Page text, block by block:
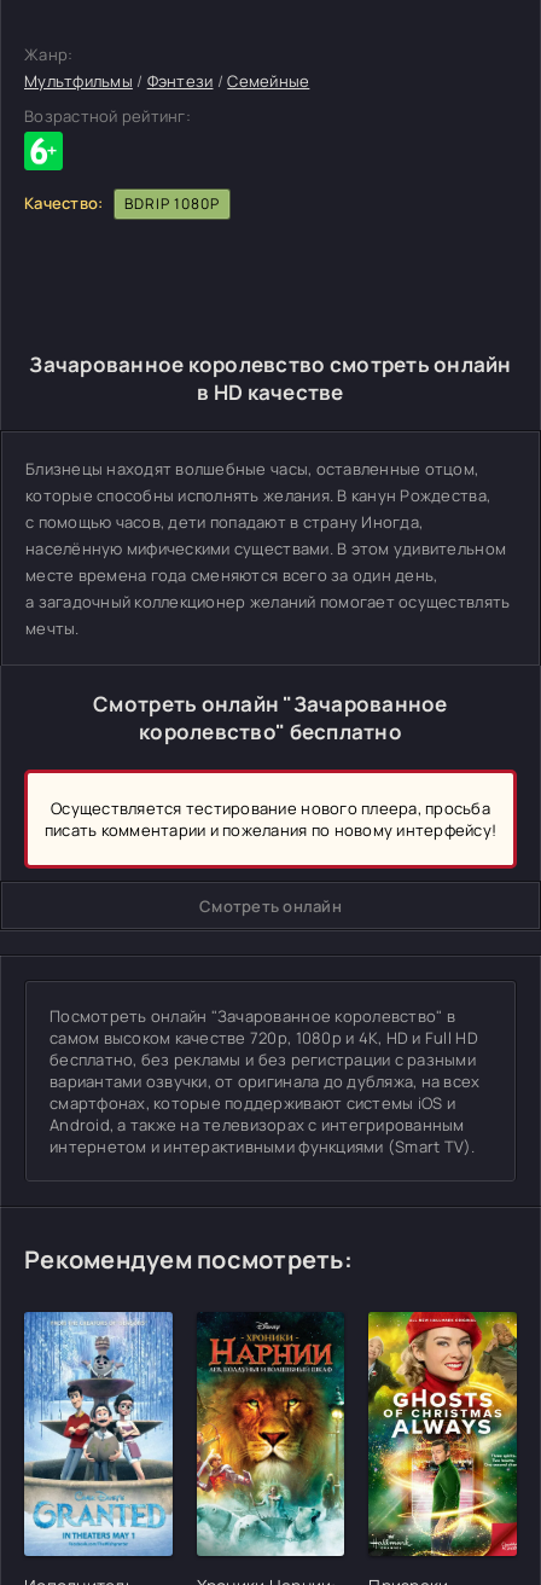
Жанр:
Мультфильмы / Фэнтези /Семейные
Возрастной рейтинг:
Качество: BDRIP 1080P
Зачарованное королевство смотреть онлайн
в HD качестве
Близнецы находят волшебные часы, оставленные отцом,
которые способны исполнять желания. В канун Рождества,
с помощью часов, дети попадают в страну Иногда,
населённую мифическими существами. В этом удивительном
месте времена года сменяются всего за один день,
а загадочный коллекционер желаний помогает осуществлять
мечты.
Смотреть онлайн "Зачарованное
королевство" бесплатно
Осуществляется тестирование нового плеера, просьба
писать комментарии и пожелания по новому интерфейсу!
Смотреть онлайн
Посмотреть онлайн "Зачарованное королевство" в
самом высоком качестве 720p, 1080p и 4K, HD и Full HD
бесплатно, без рекламы и без регистрации с разными
вариантами озвучки, от оригинала до дубляжа, на всех
смартфонах, которые поддерживают системы iOS и
Android, а также на телевизорах с интегрированным
интернетом и интерактивными функциями (Smart TV).
Рекомендуем посмотреть:
[/xfgiven_cvh_poster_urlcvh_poster_url][/xfgiven_cvh_poster_urlcvh_poster_url]
[/